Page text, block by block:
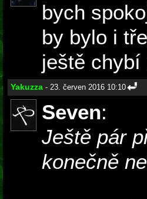
bych
by bylo i
ještě chybí
Yakuzza - 23. červen 2016 10:10
Seven:
Ještě pár
konečně